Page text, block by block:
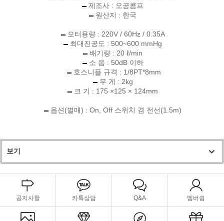
제조사 : 오공콤프
원산지 : 한국
모터용량 : 220V / 60Hz / 0.35A
최대진공도 : 500~600 mmHg
배기량 : 20 ℓ/min
소 음 : 50dB 이하
호스니플 규격 : 1/8PT*8mm
무 게 : 2kg
크 기 : 175 ×125 × 124mm
옵션(별매) : On, Off 스위치 겸 전선(1.5m)
보기
공지사항 카톡상담 Q&A 멤버쉽